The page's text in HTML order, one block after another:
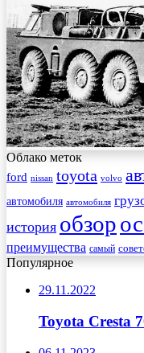
Облако меток
ford nissan toyota volvo
автомобиля автомобиля
история обзор
преимущества самый
Популярное
29.11.2022
Toyota Cresta